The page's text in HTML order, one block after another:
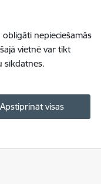
nepieciešamās
vietnē var tikt
sīkdatnes.
Apstiprināt visas